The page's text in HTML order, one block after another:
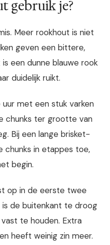
gebruik je?
Meer rookhout is niet
geven een bittere,
een dunne blauwe rook
duidelijk ruikt.
met een stuk varken
chunks ter grootte van
Bij een lange brisket-
chunks in etappes toe,
begin.
op in de eerste twee
is de buitenkant te droog
te houden. Extra
heeft weinig zin meer.